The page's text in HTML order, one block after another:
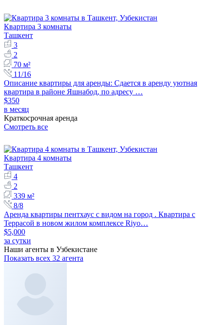
Квартира 3 комнаты
Ташкент
3
2
70 м²
11/16
Описание квартиры для аренды: Сдается в аренду уютная
квартира в районе Яшнабод, по адресу …
$350
в месяц
Краткосрочная аренда
Смотреть все
Квартира 4 комнаты
Ташкент
4
2
339 м²
8/8
Аренда квартиры пентхаус с видом на город . Квартира с
Террасой в новом жилом комплексе Riyo…
$5,000
за сутки
Наши агенты в Узбекистане
Показать всех 32 агента